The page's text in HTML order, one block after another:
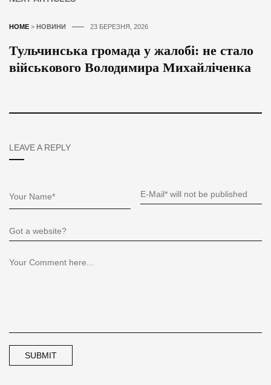
HOME > НОВИНИ 23 БЕРЕЗНЯ, 2026
Тульчинська громада у жалобі: не стало
військового Володимира Михайліченка
LEAVE A REPLY